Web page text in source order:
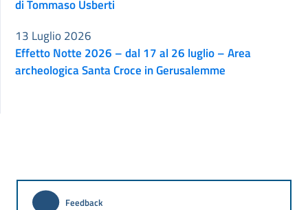
di Tommaso Usberti
Effetto Notte 2026 – dal 17 al 26 luglio – Area
archeologica Santa Croce in Gerusalemme
13 Luglio 2026
Feedback